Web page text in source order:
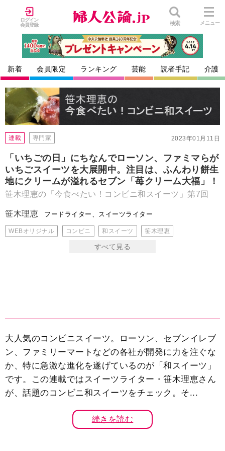
ログイン
会員登録
検索 メニュー
新着 会員限定 ランキング 芸能 読者手記 介護
2023年01月11日
連載 専門家
「いちごの日」にちなんでローソン、ファミマらが
いちごスイーツを大展開中。注目は、ふんわり餅生
地にクリームが溢れるセブン「苺クリーム大福」！
笹木理恵の「今食べたい！コンビニ和スイーツ」第7回
笹木理恵 フードライター、スイーツライター
WEBオリジナル コンビニ 和スイーツ 笹木理恵
大人気のコンビニスイーツ。ローソン、セブンイレブ
ン、ファミリーマートなどの各社が開発に力を注ぐな
か、特に急激な進化を遂げているのが「和スイーツ」
です。この連載ではスイーツライター・笹木理恵さん
が、話題のコンビニ和スイーツをチェック。そ...
続きを読む